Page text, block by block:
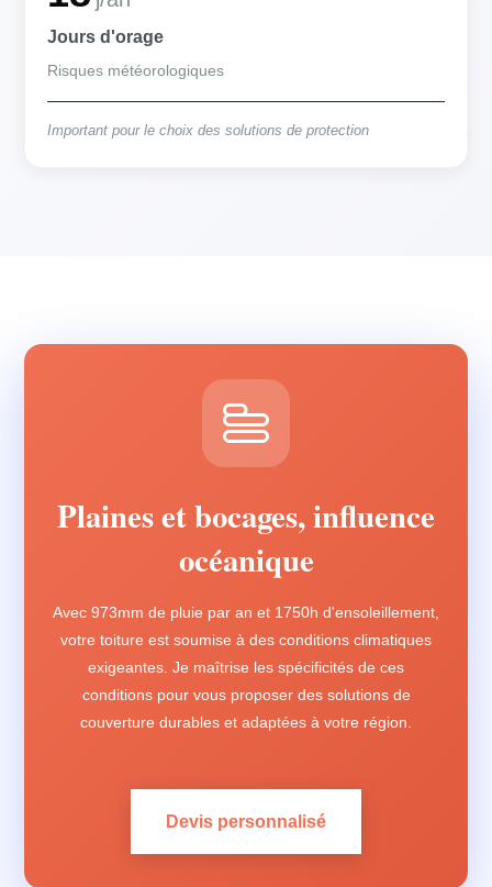
Jours d'orage
Risques météorologiques
Important pour le choix des solutions de protection
Plaines et bocages, influence
océanique
Avec 973mm de pluie par an et 1750h d'ensoleillement,
votre toiture est soumise à des conditions climatiques
exigeantes. Je maîtrise les spécificités de ces
conditions pour vous proposer des solutions de
couverture durables et adaptées à votre région.
Devis personnalisé